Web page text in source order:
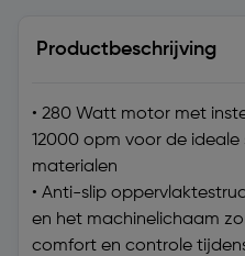
Productbeschrijving
• 280 Watt motor met
12000 opm voor de ideale
materialen
• Anti-slip
en het machinelichaam
comfort en controle